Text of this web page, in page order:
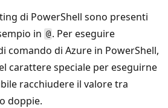
di PowerShell sono presenti
in @ . Per eseguire
comando di Azure in PowerShell,
carattere speciale per eseguirne
racchiudere il valore tra
doppie.